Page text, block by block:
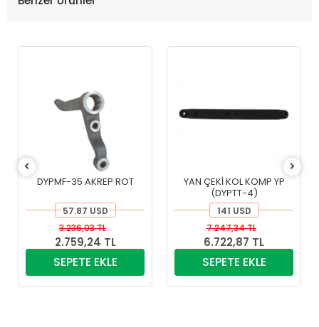
DYPMF-35 AKREP ROT
57.87 USD
2.759,24 TL
3.236,03 TL
SEPETE EKLE
YAN ÇEKİ KOL KOMP YP
(DYPTT-4)
141 USD
6.722,87 TL
7.247,34 TL
SEPETE EKLE